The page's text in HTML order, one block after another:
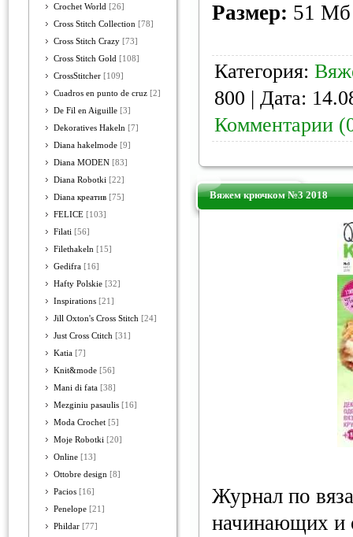
Crochet World [26]
Cross Stitch Collection [78]
Cross Stitch Crazy [73]
Cross Stitch Gold [108]
CrossStitcher [109]
Cuadros en punto de cruz [2]
De Fil en Aiguille [3]
Dekoratives Hakeln [7]
Diana hakelmode [9]
Diana MODEN [83]
Diana Robotki [22]
Diana креатив [75]
FELICE [103]
Filati [56]
Filethakeln [15]
Gedifra [16]
Hafty Polskie [32]
Inspirations [21]
Jill Oxton's Cross Stitch [24]
Just Cross Ctitch [31]
Katia [7]
Knit&mode [56]
Mani di fata [38]
Mezginiu pasaulis [16]
Moda Crochet [5]
Moje Robotki [20]
Online [13]
Ottobre design [8]
Pacios [16]
Penelope [21]
Phildar [77]
Размер: 51 Мб
Категория:
800 | Дата:
Комментарии
Вяжем крючком №3 2018
Журнал по
начинающих и